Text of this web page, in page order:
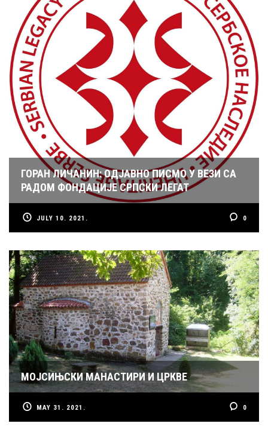
ГОРАН ЛИЧАНИН: ОДЈАВНО ПИСМО У ВЕЗИ СА
РАДОМ ФОНДАЦИЈЕ СРПСКИ ЛЕГАТ
JULY 10. 2021. 0
МОЈСИЊСКИ МАНАСТИРИ И ЦРКВЕ
MAY 31. 2021. 0